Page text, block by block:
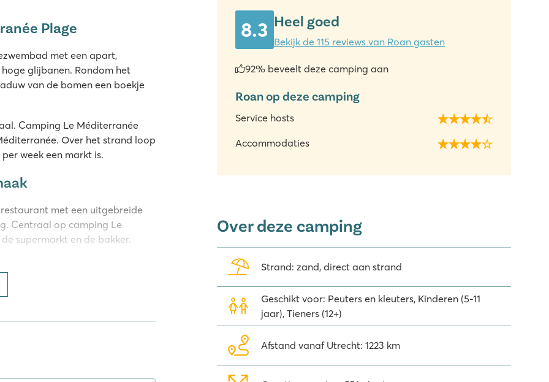
8.3 Heel goed
Bekijk de 115 reviews van Roan gasten
92% beveelt deze camping aan
Roan op deze camping
Service hosts
Accommodaties
Plage
met een apart,
glijbanen. Rondom het
van de bomen een boekje
Camping Le Méditerranée
Over het strand loop
per week een markt is.
met een uitgebreide
Centraal op camping Le
supermarkt en de bakker.
voor jong en oud, van de
de avond wordt er veel
Over deze camping
Strand: zand, direct aan strand
Geschikt voor: Peuters en kleuters, Kinderen (5-11
jaar), Tieners (12+)
Afstand vanaf Utrecht: 1223 km